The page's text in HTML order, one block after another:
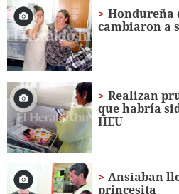
1
minute,
56
seconds
Hondureña
cambiaron a
Realizan
que habría
HEU
Ansiaban
princesita